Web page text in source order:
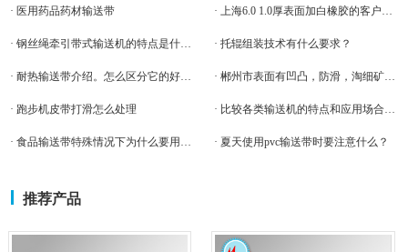
· 医用药品药材输送带 · 上海6.0 1.0厚表面加白橡胶的客户案例-米欧输送带
· 钢丝绳牵引带式输送机的特点是什么? · 托辊组装技术有什么要求？
· 耐热输送带介绍。怎么区分它的好坏呢? · 郴州市表面有凹凸，防滑，淘细矿输送带案例
· 跑步机皮带打滑怎么处理 · 比较各类输送机的特点和应用场合有何不同？
· 食品输送带特殊情况下为什么要用耐高温输送带呢？ · 夏天使用pvc输送带时要注意什么？
推荐产品